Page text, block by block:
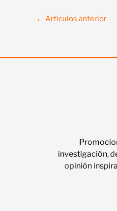
← Artículos anterior
investigación,
opinión